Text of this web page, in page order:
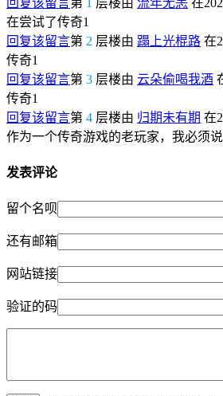
在尝试了传奇1
回复该留言第 2 层楼由 蹋上光棍路 在
传奇1
回复该留言第 3 层楼由 云朵偷喝我酒
传奇1
回复该留言第 4 层楼由 归期未有期 在
作为一个传奇游戏的老玩家，我必须说
发表评论
留个名呗
还有邮箱
网站链接
验证的码